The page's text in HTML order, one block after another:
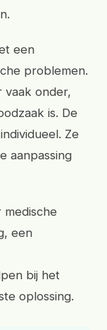
een
problemen.
vaak onder,
is. De
Ze
aanpassing
een
bij het
oplossing.